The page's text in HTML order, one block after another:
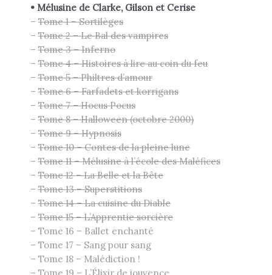
• Mélusine de Clarke, Gilson et Cerise
– Tome 1 – Sortilèges
– Tome 2 – Le Bal des vampires
– Tome 3 – Inferno
– Tome 4 – Histoires à lire au coin du feu
– Tome 5 – Philtres d’amour
– Tome 6 – Farfadets et korrigans
– Tome 7 – Hocus Pocus
– Tome 8 – Halloween (octobre 2000)
– Tome 9 – Hypnosis
– Tome 10 – Contes de la pleine lune
– Tome 11 – Mélusine à l’école des Maléfices
– Tome 12 – La Belle et la Bête
– Tome 13 – Superstitions
– Tome 14 – La cuisine du Diable
– Tome 15 – L’Apprentie sorcière
– Tome 16 – Ballet enchanté
– Tome 17 – Sang pour sang
– Tome 18 – Malédiction !